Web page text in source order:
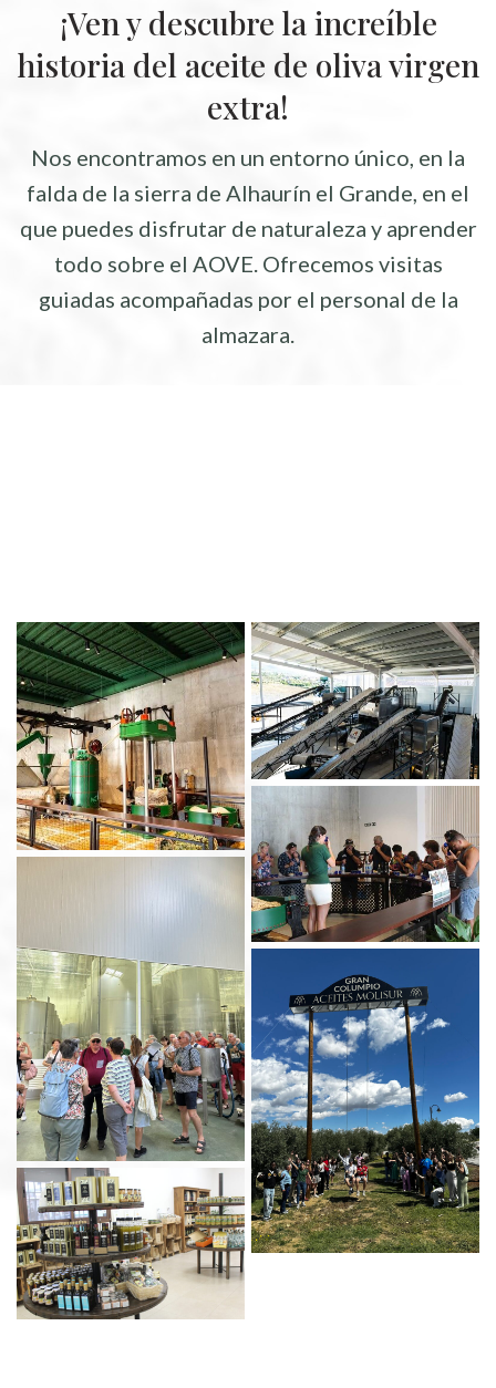
¡Ven y descubre la increíble
historia del aceite de oliva virgen
extra!
Nos encontramos en un entorno único, en la
falda de la sierra de Alhaurín el Grande, en el
que puedes disfrutar de naturaleza y aprender
todo sobre el AOVE. Ofrecemos visitas
guiadas acompañadas por el personal de la
almazara.